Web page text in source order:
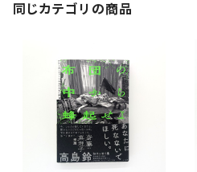
同じカテゴリの商品